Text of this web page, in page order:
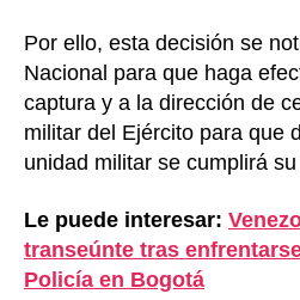
Por ello, esta decisión se
Nacional para que haga
captura y a la dirección de
militar del Ejército para que
unidad militar se cumplirá
Le puede interesar:
transeúnte tras
Policía en Bogotá